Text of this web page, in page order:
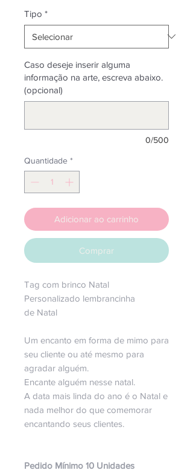
Tipo *
Caso deseje inserir alguma
informação na arte, escreva abaixo.
(opcional)
0/500
Quantidade *
Adicionar ao carrinho
Comprar
Tag com brinco Natal
Personalizado lembrancinha
de Natal
Um encanto em forma de mimo para
seu cliente ou até mesmo para
agradar alguém.
Encante alguém nesse natal.
A data mais linda do ano é o Natal e
nada melhor do que comemorar
encantando seus clientes.
Pedido Mínimo 10 Unidades